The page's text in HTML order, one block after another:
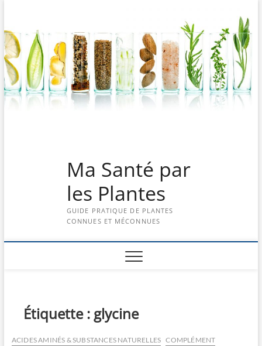
content
Ma Santé par
les Plantes
GUIDE PRATIQUE DE PLANTES
CONNUES ET MÉCONNUES
Étiquette : glycine
ACIDES AMINÉS & SUBSTANCES NATURELLES COMPLÉMENT